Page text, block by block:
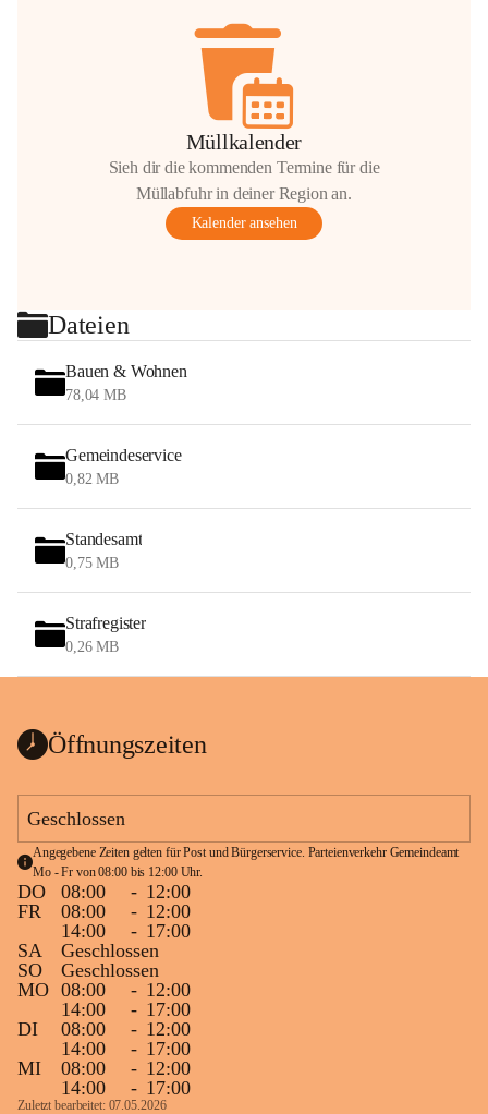
Müllkalender
Sieh dir die kommenden Termine für die
Müllabfuhr in deiner Region an.
Kalender ansehen
Dateien
Bauen & Wohnen
78,04 MB
Gemeindeservice
0,82 MB
Standesamt
0,75 MB
Strafregister
0,26 MB
Öffnungszeiten
Geschlossen
Angegebene Zeiten gelten für Post und Bürgerservice. Parteienverkehr Gemeindeamt
Mo - Fr von 08:00 bis 12:00 Uhr.
DO 08:00 - 12:00
FR
08:00 - 12:00
14:00
- 17:00
SA
Geschlossen
SO
Geschlossen
MO 08:00 - 12:00
14:00
- 17:00
DI
08:00 - 12:00
14:00
- 17:00
MI
08:00 - 12:00
14:00
- 17:00
Zuletzt bearbeitet: 07.05.2026